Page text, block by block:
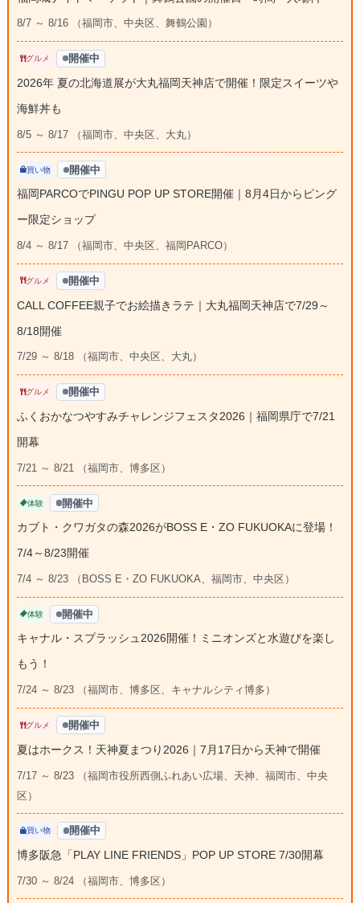
8/7 ～ 8/16 （福岡市、中央区、舞鶴公園）
グルメ 開催中
2026年 夏の北海道展が大丸福岡天神店で開催！限定スイーツや
海鮮丼も
8/5 ～ 8/17 （福岡市、中央区、大丸）
買い物 開催中
福岡PARCOでPINGU POP UP STORE開催｜8月4日からピング
ー限定ショップ
8/4 ～ 8/17 （福岡市、中央区、福岡PARCO）
グルメ 開催中
CALL COFFEE親子でお絵描きラテ｜大丸福岡天神店で7/29～
8/18開催
7/29 ～ 8/18 （福岡市、中央区、大丸）
グルメ 開催中
ふくおかなつやすみチャレンジフェスタ2026｜福岡県庁で7/21
開幕
7/21 ～ 8/21 （福岡市、博多区）
体験 開催中
カブト・クワガタの森2026がBOSS E・ZO FUKUOKAに登場！
7/4～8/23開催
7/4 ～ 8/23 （BOSS E・ZO FUKUOKA、福岡市、中央区）
体験 開催中
キャナル・スプラッシュ2026開催！ミニオンズと水遊びを楽し
もう！
7/24 ～ 8/23 （福岡市、博多区、キャナルシティ博多）
グルメ 開催中
夏はホークス！天神夏まつり2026｜7月17日から天神で開催
7/17 ～ 8/23 （福岡市役所西側ふれあい広場、天神、福岡市、中央
区）
買い物 開催中
博多阪急「PLAY LINE FRIENDS」POP UP STORE 7/30開幕
7/30 ～ 8/24 （福岡市、博多区）